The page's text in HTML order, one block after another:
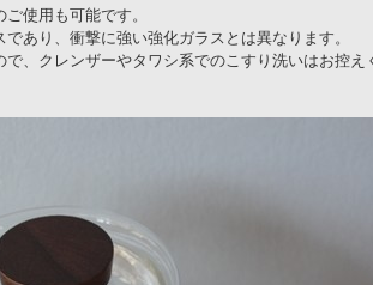
使用も可能です。
あり、衝撃に強い強化ガラスとは異なります。
、クレンザーやタワシ系でのこすり洗いはお控え